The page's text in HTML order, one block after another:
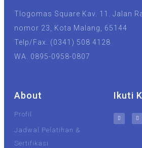
Tlogomas Square Kav. 11. Jalan
nomor 23, Kota Malang, 65144
Telp/Fax. (0341) 508 4128
WA. 0895-0958-0807
About
Profil
Jadwal Pelatihan &
Sertifikasi
Ikuti